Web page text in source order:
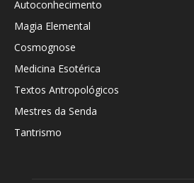
Autoconhecimento
Magia Elemental
Cosmognose
Medicina Esotérica
Textos Antropológicos
Mestres da Senda
Tantrismo